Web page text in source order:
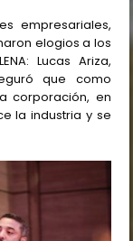
empresariales,
elogios a los
Lucas Ariza,
que como
corporación, en
la industria y se